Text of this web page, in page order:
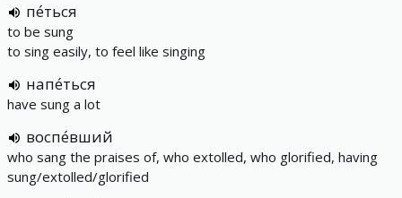
пе́ться
to be sung
to sing easily, to feel like singing
напе́ться
have sung a lot
воспе́вший
who sang the praises of, who extolled, who glorified, having
sung/extolled/glorified